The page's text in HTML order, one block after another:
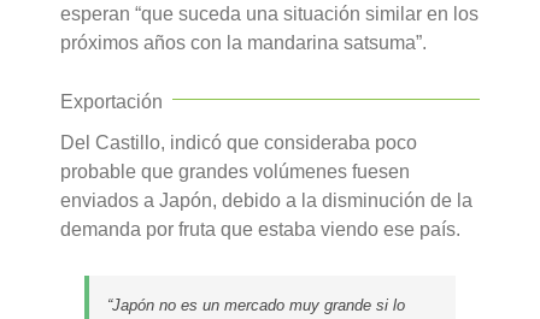
esperan “que suceda una situación similar en los
próximos años con la mandarina satsuma”.
Exportación
Del Castillo, indicó que consideraba poco
probable que grandes volúmenes fuesen
enviados a Japón, debido a la disminución de la
demanda por fruta que estaba viendo ese país.
“Japón no es un mercado muy grande si lo